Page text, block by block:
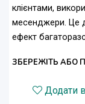
клієнтами,
месенджери. Це
ефект
ЗБЕРЕЖІТЬ АБО
Додати